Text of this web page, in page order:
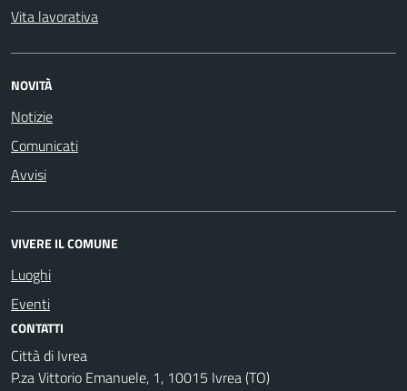
Vita lavorativa
NOVITÀ
Notizie
Comunicati
Avvisi
VIVERE IL COMUNE
Luoghi
Eventi
CONTATTI
Città di Ivrea
P.za Vittorio Emanuele, 1, 10015 Ivrea (TO)